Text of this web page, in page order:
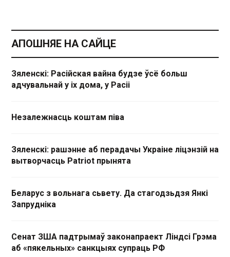
АПОШНЯЕ НА САЙЦЕ
Зяленскі: Расійская вайна будзе ўсё больш
адчувальнай у іх дома, у Расіі
Незалежнасць коштам піва
Зяленскі: рашэнне аб перадачы Украіне ліцэнзій на
вытворчасць Patriot прынята
Беларус з вольнага сьвету. Да стагодзьдзя Янкі
Запрудніка
Сенат ЗША падтрымаў законапраект Ліндсі Грэма
аб «пякельных» санкцыях супраць РФ